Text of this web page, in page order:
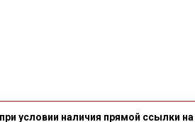
условии наличия прямой ссылки